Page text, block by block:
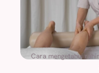
Cara mengetahui